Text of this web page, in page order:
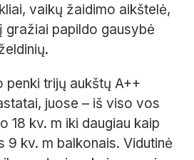
vaikų žaidimo aikštelė,
gražiai papildo gausybė
penki trijų aukštų A++
juose – iš viso vos
18 kv. m iki daugiau kaip
9 kv. m balkonais. Vidutinė